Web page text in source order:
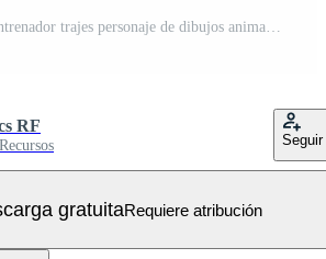
hombre activo en entrenador trajes personaje de dibujos animados Vector Gratis
RF
Seguir
gratuitaRequiere atribución